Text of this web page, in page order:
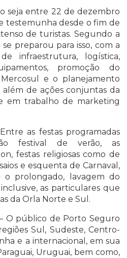
seja entre 22 de dezembro
testemunha desde o fim de
de turistas. Segundo a
preparou para isso, com a
infraestrutura, logística,
promoção do
e o planejamento
além de ações conjuntas da
em trabalho de marketing
as festas programadas
festival de verão, as
festas religiosas como de
e esquenta de Carnaval,
prolongado, lavagem do
as particulares que
da Orla Norte e Sul.
O público de Porto Seguro
Sul, Sudeste, Centro-
e a internacional, em sua
Uruguai, bem como,